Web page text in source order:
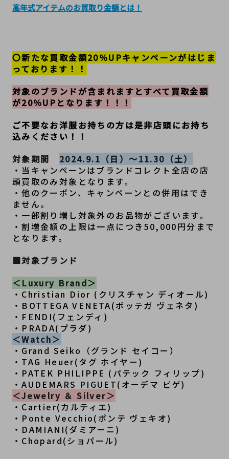
高年式アイテムのお買取り金額とは！
〇新たな買取金額20％UPキャンペーンがはじま
っております！！
対象のブランドが含まれますとすべて買取金額
が20％UPとなります！！！
ご不要なお洋服お持ちの方は是非店頭にお持ち
込みください！！
対象期間 2024.9.1（日）～11.30（土）
・当キャンペーンはブランドコレクト全店の店
頭買取のみ対象となります。
・他のクーポン、キャンペーンとの併用はでき
ません。
・一部割り増し対象外のお品物がございます。
・割増金額の上限は一点につき50,000円分まで
となります。
■対象ブランド
＜Luxury Brand＞
・Christian Dior (クリスチャン ディオール)
・BOTTEGA VENETA(ボッテガ ヴェネタ)
・FENDI(フェンディ)
・PRADA(プラダ)
＜Watch＞
・Grand Seiko（グランド セイコー）
・TAG Heuer(タグ ホイヤー)
・PATEK PHILIPPE (パテック フィリップ)
・AUDEMARS PIGUET(オーデマ ピゲ)
＜Jewelry ＆ Silver＞
・Cartier(カルティエ)
・Ponte Vecchio(ポンテ ヴェキオ)
・DAMIANI(ダミアーニ)
・Chopard(ショパール)